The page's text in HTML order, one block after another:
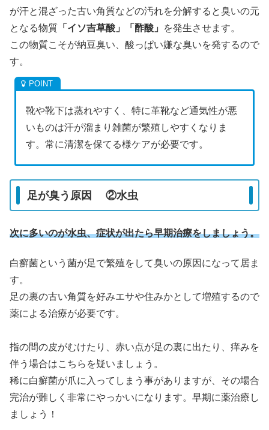
が汗と混ざった古い角質などの汚れを分解すると臭いの元
となる物質 「イソ吉草酸」「酢酸」
を発生させます。
この物質こそが納豆臭い、酸っぱい嫌な臭いを発するので
す。
靴や靴下は蒸れやすく、特に革靴など通気性が悪
いものは汗が溜まり雑菌が繁殖しやすくなりま
す。常に清潔を保てる様ケアが必要です。
足が臭う原因 ②水虫
次に多いのが水虫、症状が出たら早期治療をしましょう。
白癬菌という菌が足で繁殖をして臭いの原因になって居ま
す。
足の裏の古い角質を好みエサや住みかとして増殖するので
薬による治療が必要です。
指の間の皮がむけたり、赤い点が足の裏に出たり、痒みを
伴う場合はこちらを疑いましょう。
稀に白癬菌が爪に入ってしまう事がありますが、その場合
完治が難しく非常にやっかいになります。早期に薬治療し
ましょう！